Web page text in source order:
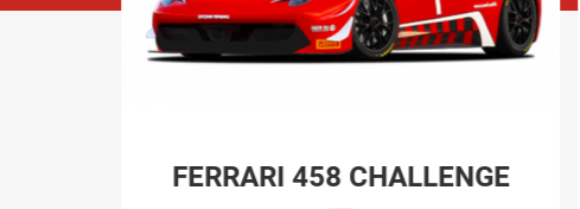
FERRARI 458 CHALLENGE